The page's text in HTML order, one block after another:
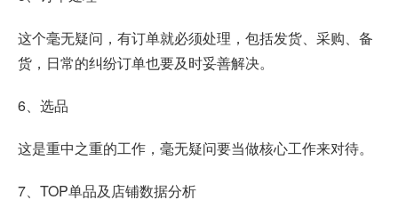
这个毫无疑问，有订单就必须处理，包括发货、采购、备
货，日常的纠纷订单也要及时妥善解决。
6、选品
这是重中之重的工作，毫无疑问要当做核心工作来对待。
7、TOP单品及店铺数据分析